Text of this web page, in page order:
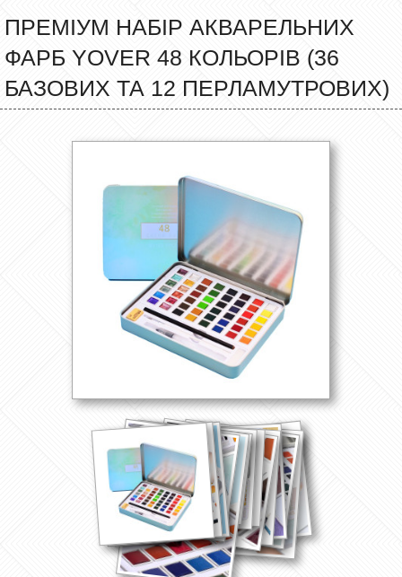
ПРЕМІУМ НАБІР АКВАРЕЛЬНИХ
ФАРБ YOVER 48 КОЛЬОРІВ (36
БАЗОВИХ ТА 12 ПЕРЛАМУТРОВИХ)